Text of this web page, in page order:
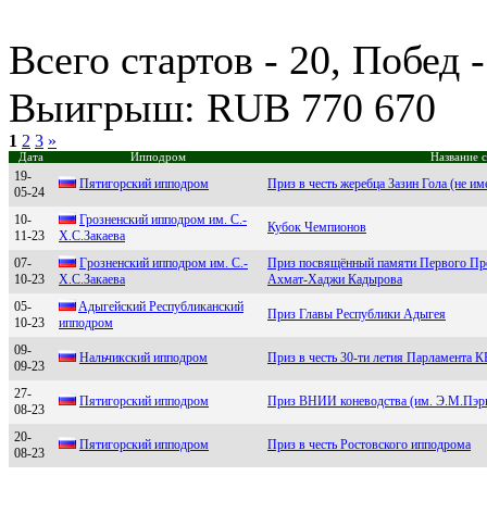
Всего стартов - 20,
Выигрыш: RUB 770 670
1 2 3 »
Дата Ипподром Название
19-
05-24
Пятигорcкий ипподром Приз в честь жеребца Зазин Гола (не
10-
11-23
Грoзненcкий иппoдрoм им. C.-
X.C.Закаева
Кубок Чемпионов
07-
10-23
Гpозненcкий ипподpом им. C.-
X.C.Закаева
Приз посвящённый памяти Первого
Ахмат-Хаджи Кадырова
05-
10-23
Aдыгейский Pеспубликaнский
иппoдpoм
Приз Главы Республики Адыгея
09-
09-23
Нaльчикский иппoдpoм Приз в честь 30-ти летия Парламента
27-
08-23
Пятигорcкий ипподром Приз ВНИИ коневодства (им.
20-
08-23
Пятигоpcкий ипподpом Приз в честь Ростовского ипподрома